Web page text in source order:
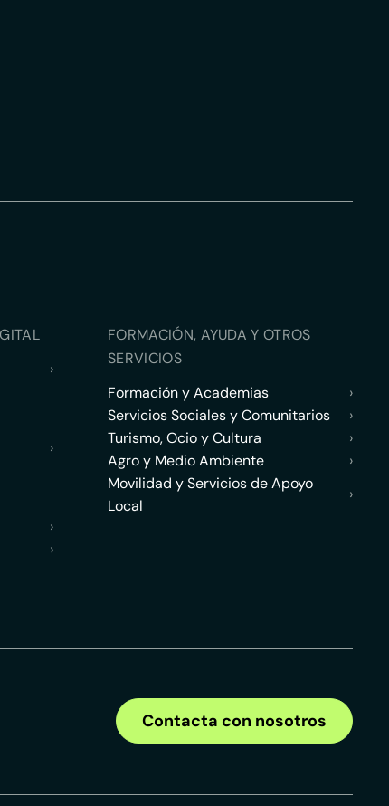
›
›
›
›
FORMACIÓN, AYUDA Y OTROS
SERVICIOS
Formación y Academias
›
Servicios Sociales y Comunitarios
›
Turismo, Ocio y Cultura
›
Agro y Medio Ambiente
›
Movilidad y Servicios de Apoyo
Local
›
Contacta con nosotros